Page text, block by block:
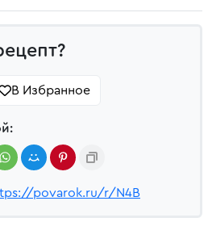
В Избранное
povarok.ru/r/N4B